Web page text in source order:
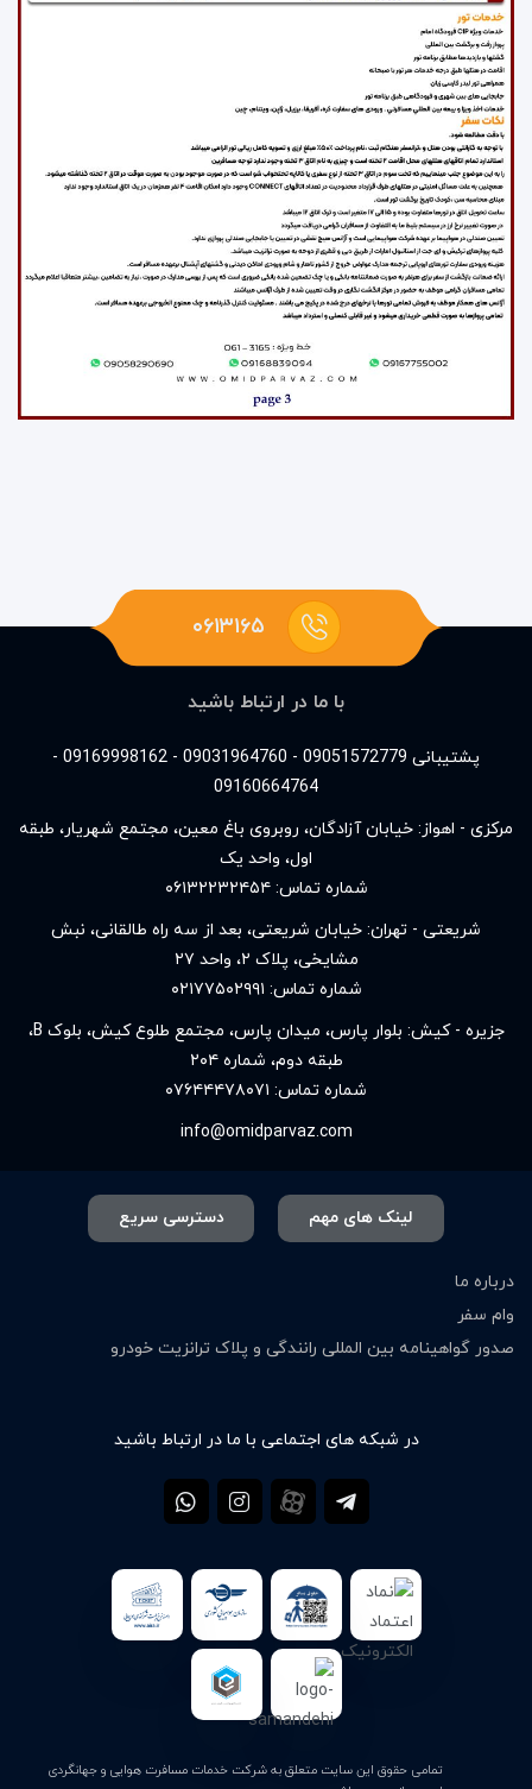
۰۶۱۳۱۶۵
با ما در ارتباط باشید
پشتیبانی 09051572779 - 09031964760 - 09169998162 -
09160664764
مرکزی - اهواز: خیابان آزادگان، روبروی باغ معین، مجتمع شهریار، طبقه
اول، واحد یک
شماره تماس:۰۶۱۳۲۲۳۲۴۵۴
شریعتی - تهران: خیابان شریعتی، بعد از سه راه طالقانی، نبش
مشایخی، پلاک ۲، واحد ۲۷
شماره تماس: ۰۲۱۷۷۵۰۲۹۹۱
جزیره - کیش: بلوار پارس، میدان پارس، مجتمع طلوع کیش، بلوک B،
طبقه دوم، شماره ۲۰۴
شماره تماس: ۰۷۶۴۴۴۷۸۰۷۱
info@omidparvaz.com
لینک های مهم دسترسی سریع
درباره ما
وام سفر
صدور گواهینامه بین المللی رانندگی و پلاک ترانزیت خودرو
در شبکه های اجتماعی با ما در ارتباط باشید
تمامی حقوق این سایت متعلق به شرکت خدمات مسافرت هوایی و جهانگردی